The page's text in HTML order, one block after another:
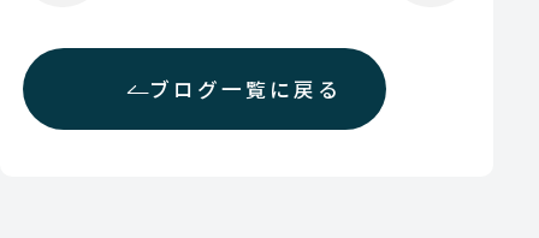
ブログ一覧に戻る